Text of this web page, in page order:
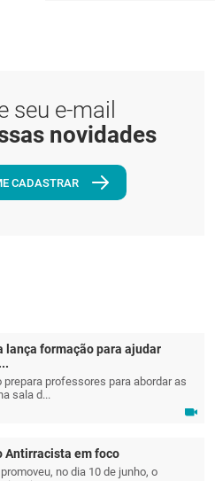
seu e-mail
novidades
CADASTRAR
lança formação para ajudar
prepara professores para abordar as
sala d...
Antirracista em foco
no dia 10 de junho, o